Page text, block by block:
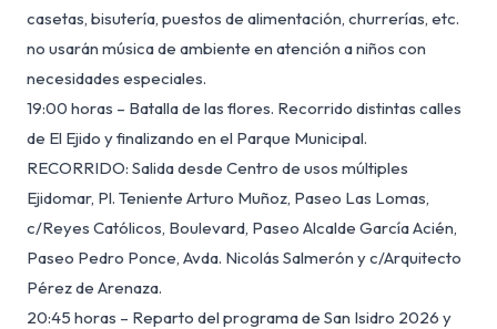
casetas, bisutería, puestos de alimentación, churrerías, etc.
no usarán música de ambiente en atención a niños con
necesidades especiales.
19:00 horas – Batalla de las flores. Recorrido distintas calles
de El Ejido y finalizando en el Parque Municipal.
RECORRIDO: Salida desde Centro de usos múltiples
Ejidomar, Pl. Teniente Arturo Muñoz, Paseo Las Lomas,
c/Reyes Católicos, Boulevard, Paseo Alcalde García Acién,
Paseo Pedro Ponce, Avda. Nicolás Salmerón y c/Arquitecto
Pérez de Arenaza.
20:45 horas – Reparto del programa de San Isidro 2026 y